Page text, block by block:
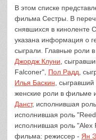
В этом списке
фильма Сестры. В
снявшихся в киноленте
указана информация о
сыграли. Главные роли
Джордж Клуни ,
Falconer", Пол Радд ,
Илья Баскин ,
женские роли в фильме
Данст, исполнившая
исполнившая роль
исполнившая роль "Alex
фильма: режиссер - Ян